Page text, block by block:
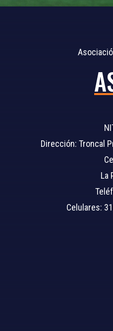
Dirección: Troncal
La
Celulares: